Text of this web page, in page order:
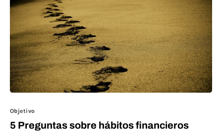
Objetivo
5 Preguntas sobre hábitos financieros